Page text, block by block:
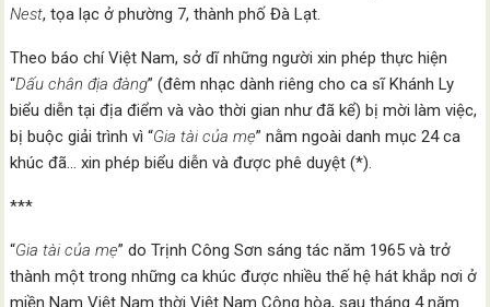
Nest, tọa lạc ở phường 7, thành phố Đà Lạt.
Theo báo chí Việt Nam, sở dĩ những người xin phép thực hiện
“Dấu chân địa đàng” (đêm nhạc dành riêng cho ca sĩ Khánh Ly
biểu diễn tại địa điểm và vào thời gian như đã kể) bị mời làm việc,
bị buộc giải trình vì “Gia tài của mẹ” nằm ngoài danh mục 24 ca
khúc đã… xin phép biểu diễn và được phê duyệt (*).
***
“Gia tài của mẹ” do Trịnh Công Sơn sáng tác năm 1965 và trở
thành một trong những ca khúc được nhiều thế hệ hát khắp nơi ở
miền Nam Việt Nam thời Việt Nam Cộng hòa, sau tháng 4 năm